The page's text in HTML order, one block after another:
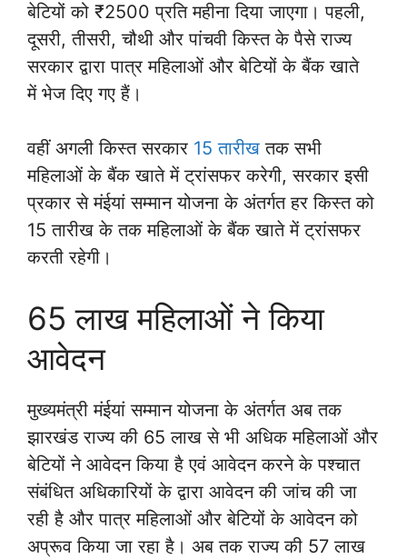
बेटियों को ₹2500 प्रति महीना दिया जाएगा। पहली,
दूसरी, तीसरी, चौथी और पांचवी किस्त के पैसे राज्य
सरकार द्वारा पात्र महिलाओं और बेटियों के बैंक खाते
में भेज दिए गए हैं।
वहीं अगली किस्त सरकार 15 तारीखतक सभी
महिलाओं के बैंक खाते में ट्रांसफर करेगी, सरकार इसी
प्रकार से मंईयां सम्मान योजना के अंतर्गत हर किस्त को
15 तारीख के तक महिलाओं के बैंक खाते में ट्रांसफर
करती रहेगी।
65 लाख महिलाओं ने किया
आवेदन
मुख्यमंत्री मंईयां सम्मान योजना के अंतर्गत अब तक
झारखंड राज्य की 65 लाख से भी अधिक महिलाओं और
बेटियों ने आवेदन किया है एवं आवेदन करने के पश्चात
संबंधित अधिकारियों के द्वारा आवेदन की जांच की जा
रही है और पात्र महिलाओं और बेटियों के आवेदन को
अप्रूव किया जा रहा है। अब तक राज्य की 57 लाख